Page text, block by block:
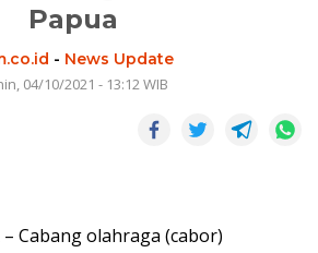
Papua
- News Update
04/10/2021 - 13:12 WIB
– Cabang olahraga (cabor)